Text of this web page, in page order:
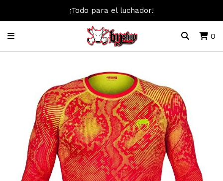
¡Todo para el luchador!
0